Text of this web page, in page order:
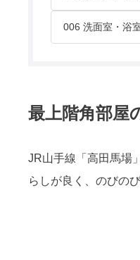
006 洗面室・浴
最上階角部屋
JR山手線「高田馬場
らしが良く、のびの